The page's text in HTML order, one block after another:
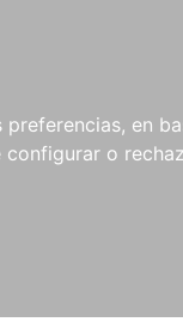
en
configurar o